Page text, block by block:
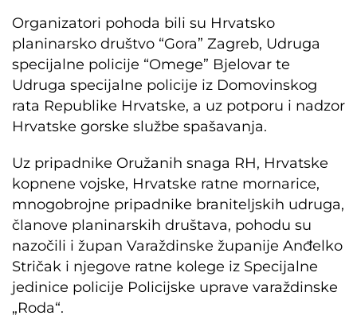
Organizatori pohoda bili su Hrvatsko
planinarsko društvo “Gora” Zagreb, Udruga
specijalne policije “Omege” Bjelovar te
Udruga specijalne policije iz Domovinskog
rata Republike Hrvatske, a uz potporu i nadzor
Hrvatske gorske službe spašavanja.
Uz pripadnike Oružanih snaga RH, Hrvatske
kopnene vojske, Hrvatske ratne mornarice,
mnogobrojne pripadnike braniteljskih udruga,
članove planinarskih društava, pohodu su
nazočili i župan Varaždinske županije Anđelko
Stričak i njegove ratne kolege iz Specijalne
jedinice policije Policijske uprave varaždinske
„Roda“.